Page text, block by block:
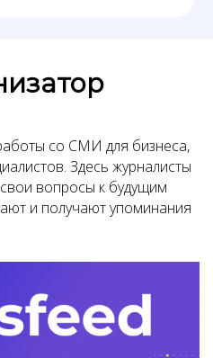
со СМИ для бизнеса,
Здесь журналисты
вопросы к будущим
и получают упоминания